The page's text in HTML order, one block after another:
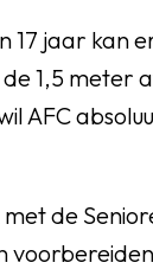
17 jaar kan
de 1,5
AFC
de